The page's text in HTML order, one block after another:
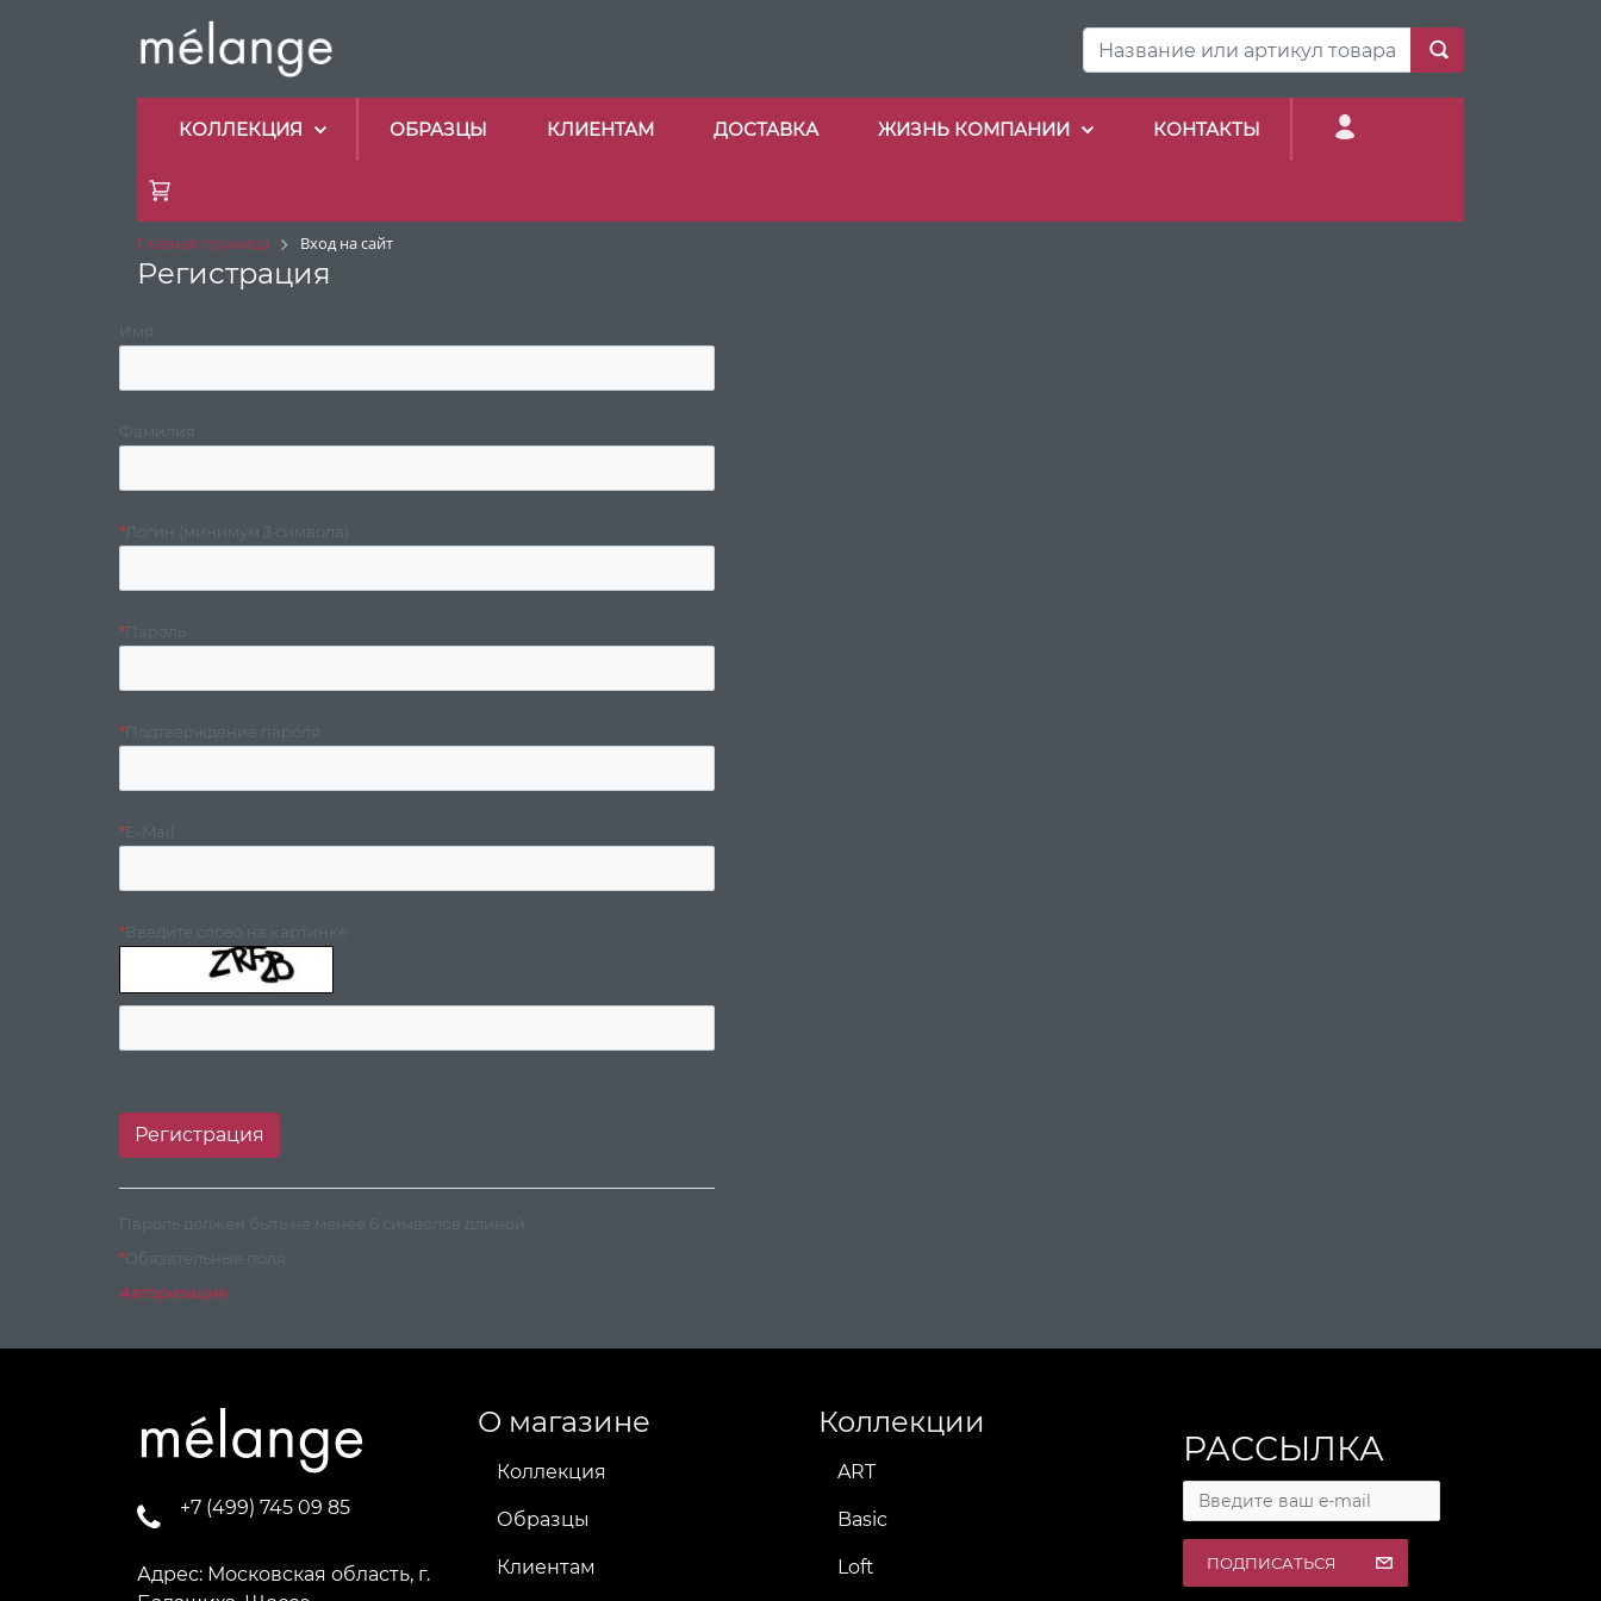
КОЛЛЕКЦИЯ ОБРАЗЦЫ КЛИЕНТАМ ДОСТАВКА ЖИЗНЬ КОМПАНИИ КОНТАКТЫ
Главная страница Вход на сайт
Регистрация
Имя
Фамилия
*Логин (минимум 3 символа)
*Пароль
*Подтверждение пароля
*E-Mail
*Введите слово на картинке
Пароль должен быть не менее 6 символов длиной.
*Обязательные поля.
Авторизация
О магазине
Коллекция
Образцы
Клиентам
Коллекции
ART
Basic
Loft
РАССЫЛКА
ПОДПИСАТЬСЯ
+7 (499) 745 09 85
Адрес: Московская область, г.